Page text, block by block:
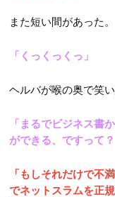
また短い間があった。
「くっくっくっ」
ヘルバが喉の奥で笑い
「まるでビジネス書
ができる、ですって
「もしそれだけで不
でネットスラムを正